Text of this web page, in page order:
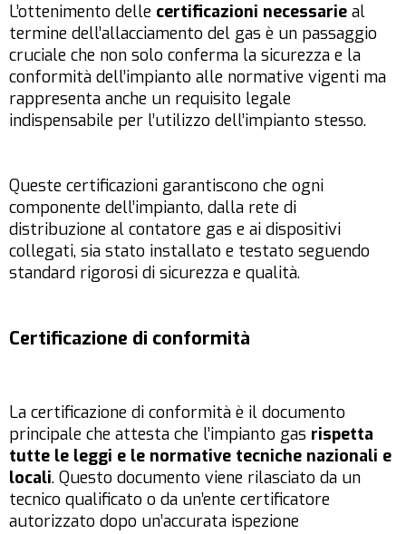
L’ottenimento delle certificazioni necessarie al
termine dell’allacciamento del gas è un passaggio
cruciale che non solo conferma la sicurezza e la
conformità dell’impianto alle normative vigenti ma
rappresenta anche un requisito legale
indispensabile per l’utilizzo dell’impianto stesso.
Queste certificazioni garantiscono che ogni
componente dell’impianto, dalla rete di
distribuzione al contatore gas e ai dispositivi
collegati, sia stato installato e testato seguendo
standard rigorosi di sicurezza e qualità.
Certificazione di conformità
La certificazione di conformità è il documento
principale che attesta che l’impianto gas rispetta
tutte le leggi e le normative tecniche nazionali e
locali. Questo documento viene rilasciato da un
tecnico qualificato o da un’ente certificatore
autorizzato dopo un’accurata ispezione